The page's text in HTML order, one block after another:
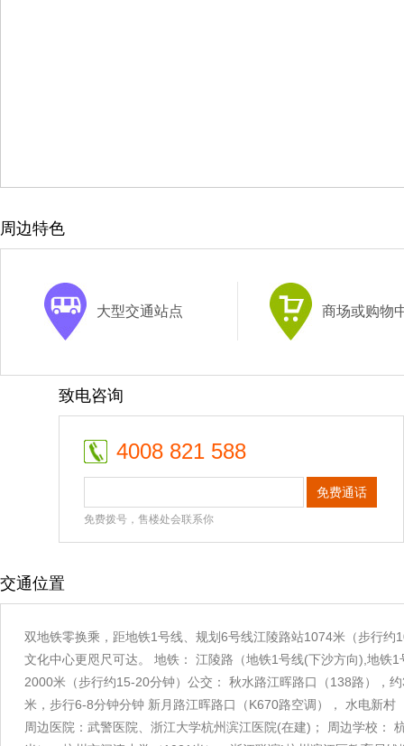
周边特色
大型交通站点 商场或购物
致电咨询
4008 821 588
免费通话
免费拨号，售楼处会联系你
交通位置
双地铁零换乘，距地铁1号线、规划6号线江陵路站1074米（步行
文化中心更咫尺可达。 地铁： 江陵路（地铁1号线(下沙方向),地
2000米（步行约15-20分钟）公交： 秋水路江晖路口（138路），
米，步行6-8分钟分钟 新月路江晖路口（K670路空调）， 水电新
周边医院：武警医院、浙江大学杭州滨江医院(在建)； 周边学校：